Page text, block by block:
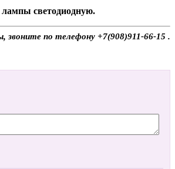
лампы светодиодную.
звоните по телефону +7(908)911-66-15 .